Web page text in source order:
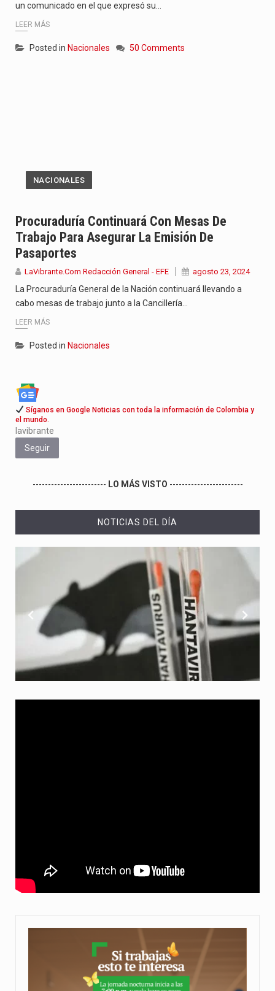
un comunicado en el que expresó su…
LEER MÁS
Posted in Nacionales 50 Comments
NACIONALES
Procuraduría Continuará Con Mesas De
Trabajo Para Asegurar La Emisión De
Pasaportes
LaVibrante.Com Redacción General - EFE agosto 23, 2024
La Procuraduría General de la Nación continuará llevando a
cabo mesas de trabajo junto a la Cancillería…
LEER MÁS
Posted in Nacionales
Síganos en Google Noticias con toda la información de Colombia y
el mundo.
lavibrante
Seguir
------------------------ LO MÁS VISTO ------------------------
NOTICIAS DEL DÍA